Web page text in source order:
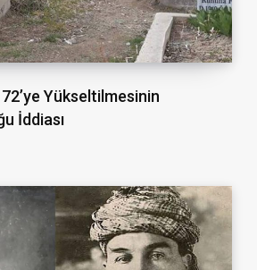
72’ye Yükseltilmesinin
İddiası